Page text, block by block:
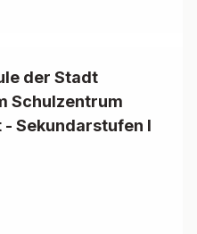
der Stadt
Schulzentrum
Sekundarstufen I